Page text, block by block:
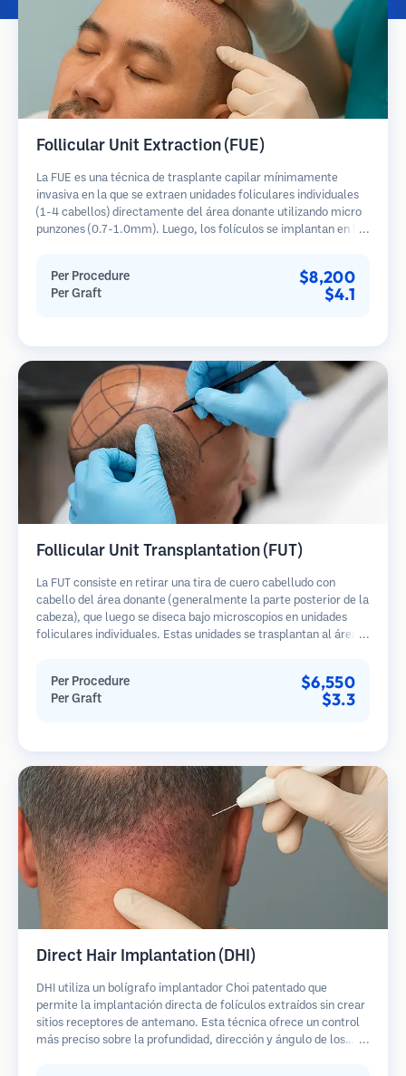
Follicular Unit Extraction (FUE)
La FUE es una técnica de trasplante capilar mínimamente
invasiva en la que se extraen unidades foliculares individuales
(1-4 cabellos) directamente del área donante utilizando micro
punzones (0.7-1.0mm). Luego, los folículos se implantan en las
en comparación con los métodos de extracción de tiras.
Per Procedure $8,200
Per Graft $4.1
Follicular Unit Transplantation (FUT)
La FUT consiste en retirar una tira de cuero cabelludo con
cabello del área donante (generalmente la parte posterior de la
cabeza), que luego se diseca bajo microscopios en unidades
foliculares individuales. Estas unidades se trasplantan al área
Per Procedure $6,550
Per Graft $3.3
Direct Hair Implantation (DHI)
DHI utiliza un bolígrafo implantador Choi patentado que
permite la implantación directa de folículos extraídos sin crear
sitios receptores de antemano. Esta técnica ofrece un control
más preciso sobre la profundidad, dirección y ángulo de los